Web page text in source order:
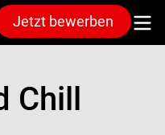
Jetzt bewerben